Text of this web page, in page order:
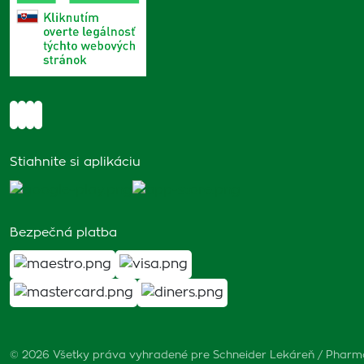
Stiahnite si aplikáciu
Bezpečná platba
© 2026 Všetky práva vyhradené pre Schneider Lekáreň /